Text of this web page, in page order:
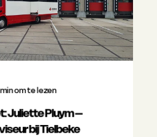
min om te lezen
Juliette Pluym –
bij Tielbeke